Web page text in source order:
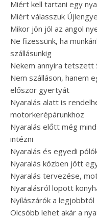
Miért kell tartani egy
Miért válasszuk
Mikor jön jól az angol
Ne fizessünk, ha
szállásunkig
Nekem annyira tetszett
Nem szálláson, hanem
először gyertyát
Nyaralás alatt is
motorkerépárunkhoz
Nyaralás előtt még
intézni
Nyaralás és egyedi
Nyaralás közben jött
Nyaralás tervezése,
Nyaralásról lopott
Nyílászárók a legjobbtól
Olcsóbb lehet akár a